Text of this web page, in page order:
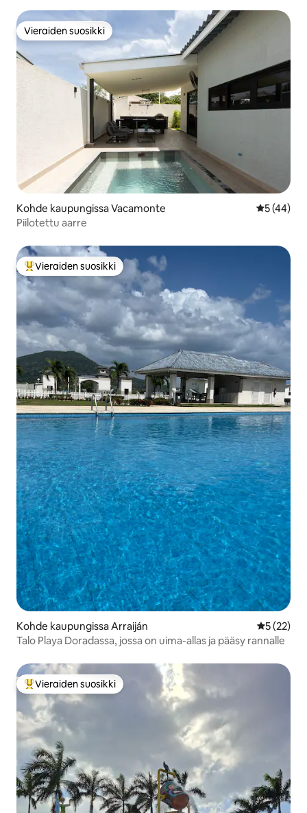
Vieraiden suosikki
Vieraiden suosikki
Kohde kaupungissa Vacamonte
5 (44)
Piilotettu aarre
Vieraiden suosikkien parhaimmistoa
Vieraiden suosikki
Kohde kaupungissa Arraiján
5 (22)
Talo Playa Doradassa, jossa on uima-allas ja pääsy rannalle
Vieraiden suosikkien parhaimmistoa
Vieraiden suosikki